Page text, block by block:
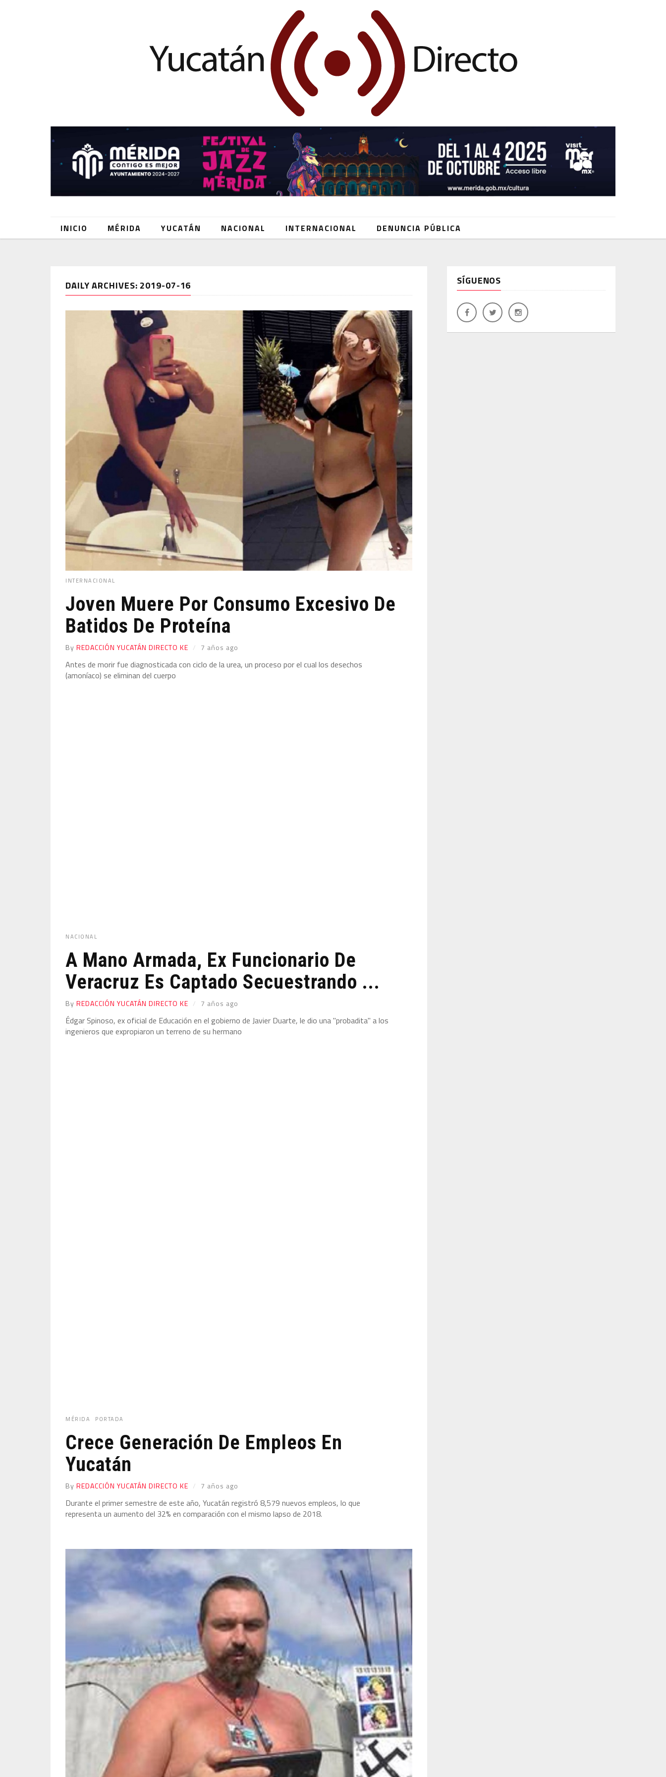
INICIO MÉRIDA YUCATÁN NACIONAL INTERNACIONAL DENUNCIA PÚBLICA
DAILY ARCHIVES: 2019-07-16
INTERNACIONAL
Joven Muere Por Consumo Excesivo De
Batidos De Proteína
By REDACCIÓN YUCATÁN DIRECTO KE 7 años ago
Antes de morir fue diagnosticada con ciclo de la urea, un proceso por el cual los desechos
(amoníaco) se eliminan del cuerpo
NACIONAL
A Mano Armada, Ex Funcionario De
Veracruz Es Captado Secuestrando ...
By REDACCIÓN YUCATÁN DIRECTO KE 7 años ago
Édgar Spinoso, ex oficial de Educación en el gobierno de Javier Duarte, le dio una "probadita" a los
ingenieros que expropiaron un terreno de su hermano
MÉRIDA PORTADA
Crece Generación De Empleos En
Yucatán
By REDACCIÓN YUCATÁN DIRECTO KE 7 años ago
Durante el primer semestre de este año, Yucatán registró 8,579 nuevos empleos, lo que
representa un aumento del 32% en comparación con el mismo lapso de 2018.
SÍGUENOS